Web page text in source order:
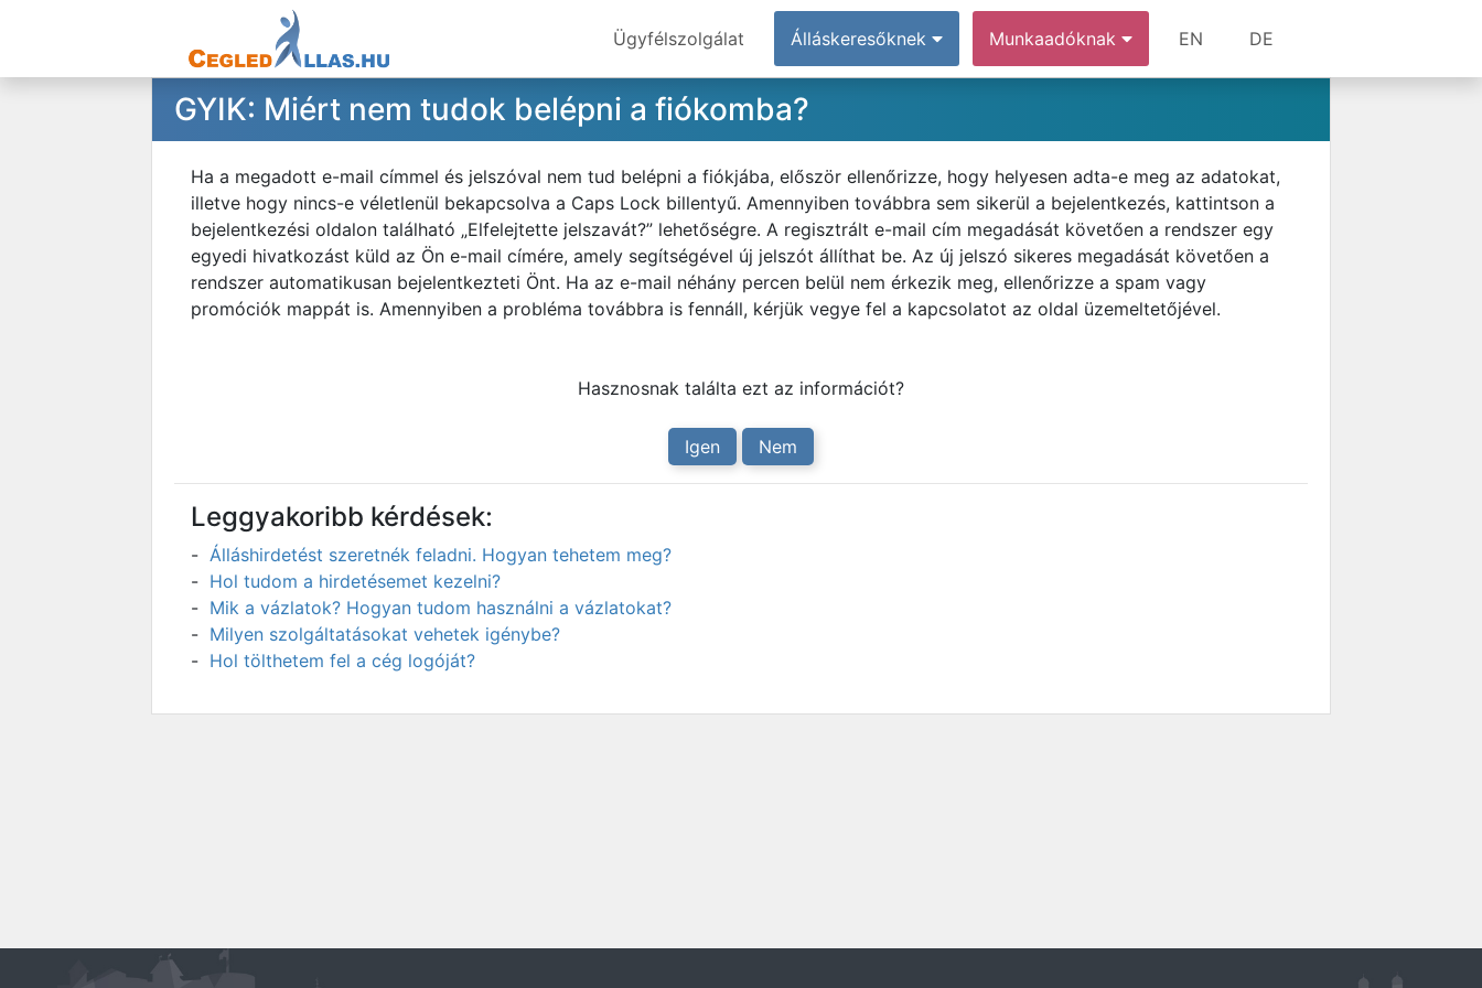
Ügyfélszolgálat Álláskeresőknek Munkaadóknak EN DE
GYIK: Miért nem tudok belépni a fiókomba?
Ha a megadott e-mail címmel és jelszóval nem tud belépni a fiókjába, először ellenőrizze, hogy helyesen adta-e meg az adatokat,
illetve hogy nincs-e véletlenül bekapcsolva a Caps Lock billentyű. Amennyiben továbbra sem sikerül a bejelentkezés, kattintson a
bejelentkezési oldalon található „Elfelejtette jelszavát?” lehetőségre. A regisztrált e-mail cím megadását követően a rendszer egy
egyedi hivatkozást küld az Ön e-mail címére, amely segítségével új jelszót állíthat be. Az új jelszó sikeres megadását követően a
rendszer automatikusan bejelentkezteti Önt. Ha az e-mail néhány percen belül nem érkezik meg, ellenőrizze a spam vagy
promóciók mappát is. Amennyiben a probléma továbbra is fennáll, kérjük vegye fel a kapcsolatot az oldal üzemeltetőjével.
Hasznosnak találta ezt az információt?
Igen Nem
Leggyakoribb kérdések:
Álláshirdetést szeretnék feladni. Hogyan tehetem meg?
Hol tudom a hirdetésemet kezelni?
Mik a vázlatok? Hogyan tudom használni a vázlatokat?
Milyen szolgáltatásokat vehetek igénybe?
Hol tölthetem fel a cég logóját?